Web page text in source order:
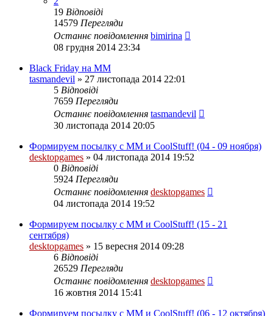
19 Відповіді
14579 Перегляди
Останнє повідомлення bimirina
08 грудня 2014 23:34
Black Friday на MM
tasmandevil » 27 листопада 2014 22:01
5 Відповіді
7659 Перегляди
Останнє повідомлення tasmandevil
30 листопада 2014 20:05
Формируем посылку с ММ и CoolStuff! (04 - 09 ноября)
desktopgames » 04 листопада 2014 19:52
0 Відповіді
5924 Перегляди
Останнє повідомлення desktopgames
04 листопада 2014 19:52
Формируем посылку с ММ и CoolStuff! (15 - 21
сентября)
desktopgames » 15 вересня 2014 09:28
6 Відповіді
26529 Перегляди
Останнє повідомлення desktopgames
16 жовтня 2014 15:41
Формируем посылку с ММ и CoolStuff! (06 - 12 октября)